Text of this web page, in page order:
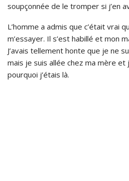
soupçonnée de le tromper si j’en
L’homme a admis que c’était vrai
m’essayer. Il s’est habillé et mon
J’avais tellement honte que je ne
mais je suis allée chez ma mère et
pourquoi j’étais là.